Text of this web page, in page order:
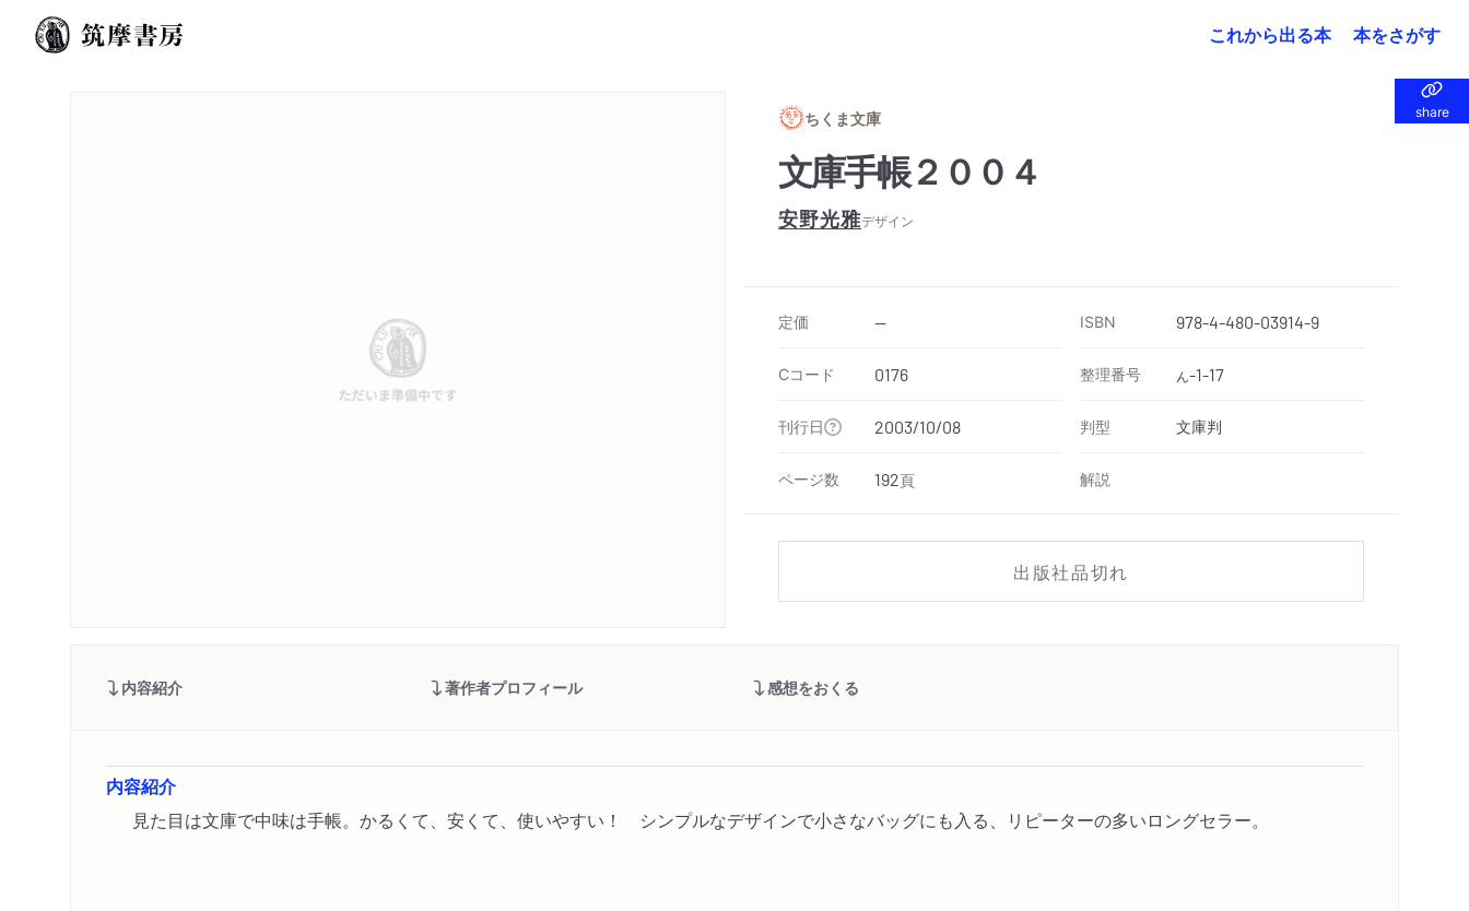
これから出る本 本をさがす
share
share
ちくま文庫
文庫手帳２００４
安野光雅デザイン
定価 -- ISBN 978-4-480-03914-9
Cコード 0176 整理番号 ん-1-17
刊行日 2003/10/08 判型 文庫判
ページ数 192頁 解説
出版社品切れ
内容紹介 著作者プロフィール 感想をおくる
内容紹介
見た目は文庫で中味は手帳。かるくて、安くて、使いやすい！ シンプルなデザインで小さなバッグにも入る、リピーターの多いロングセラー。